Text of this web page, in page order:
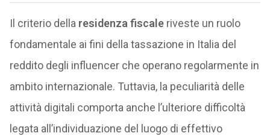
Il criterio della residenza fiscaleriveste un ruolo
fondamentale ai fini della tassazione in Italia del
reddito degli influencer che operano regolarmente in
ambito internazionale. Tuttavia, la peculiarità delle
attività digitali comporta anche l’ulteriore difficoltà
legata all’individuazione del luogo di effettivo